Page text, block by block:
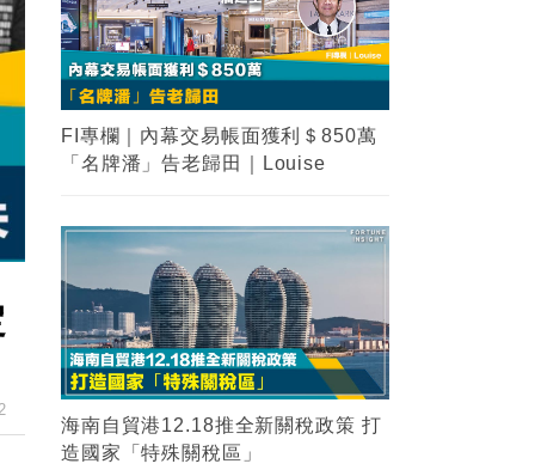
FI專欄｜內幕交易帳面獲利＄850萬
「名牌潘」告老歸田｜Louise
海南自貿港12.18推全新關稅政策 打
造國家「特殊關稅區」